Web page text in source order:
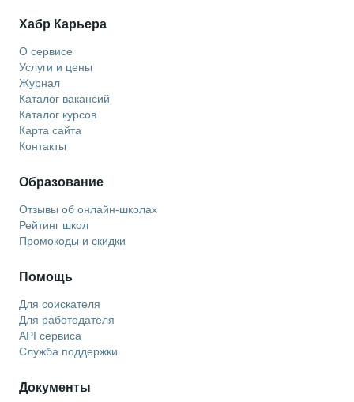
Хабр Карьера
О сервисе
Услуги и цены
Журнал
Каталог вакансий
Каталог курсов
Карта сайта
Контакты
Образование
Отзывы об онлайн-школах
Рейтинг школ
Промокоды и скидки
Помощь
Для соискателя
Для работодателя
API сервиса
Служба поддержки
Документы